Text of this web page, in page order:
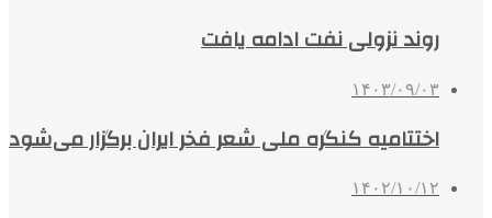
روند نزولی نفت ادامه یافت
۱۴۰۳/۰۹/۰۳
اختتامیه کنگره ملی شعر فخر ایران برگزار می‌شود
۱۴۰۲/۱۰/۱۲